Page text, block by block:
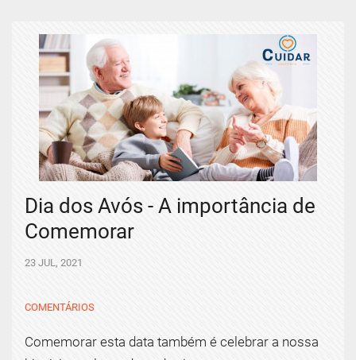
Dia dos Avós - A importância de
Comemorar
23 JUL, 2021
COMENTÁRIOS
Comemorar esta data também é celebrar a nossa